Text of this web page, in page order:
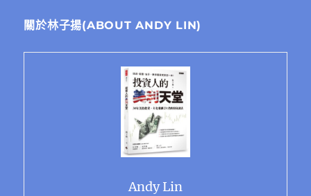
關於林子揚(ABOUT ANDY LIN)
Andy Lin